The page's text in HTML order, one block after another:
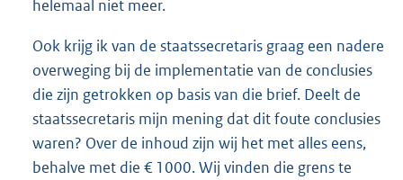
helemaal niet meer.
Ook krijg ik van de staatssecretaris graag een nadere
overweging bij de implementatie van de conclusies
die zijn getrokken op basis van die brief. Deelt de
staatssecretaris mijn mening dat dit foute conclusies
waren? Over de inhoud zijn wij het met alles eens,
behalve met die € 1000. Wij vinden die grens te